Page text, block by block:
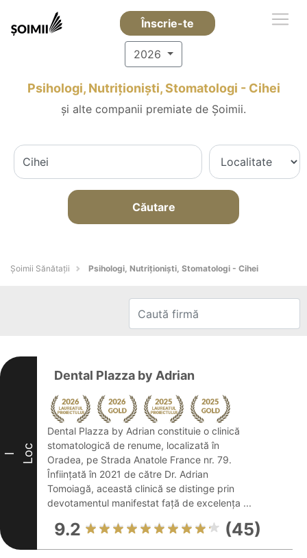
Înscrie-te
2026
Psihologi, Nutriționiști, Stomatologi - Cihei
și alte companii premiate de Șoimii.
Căutare
Şoimii Sănătații Psihologi, Nutriționiști, Stomatologi - Cihei
I Loc
Dental Plazza by Adrian
Dental Plazza by Adrian constituie o clinică
stomatologică de renume, localizată în
Oradea, pe Strada Anatole France nr. 79.
Înființată în 2021 de către Dr. Adrian
Tomoiagă, această clinică se distinge prin
devotamentul manifestat față de excelența ...
9.2 (45)